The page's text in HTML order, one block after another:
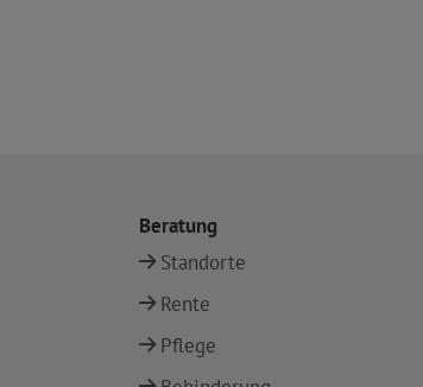
Beratung
Standorte
Rente
Pflege